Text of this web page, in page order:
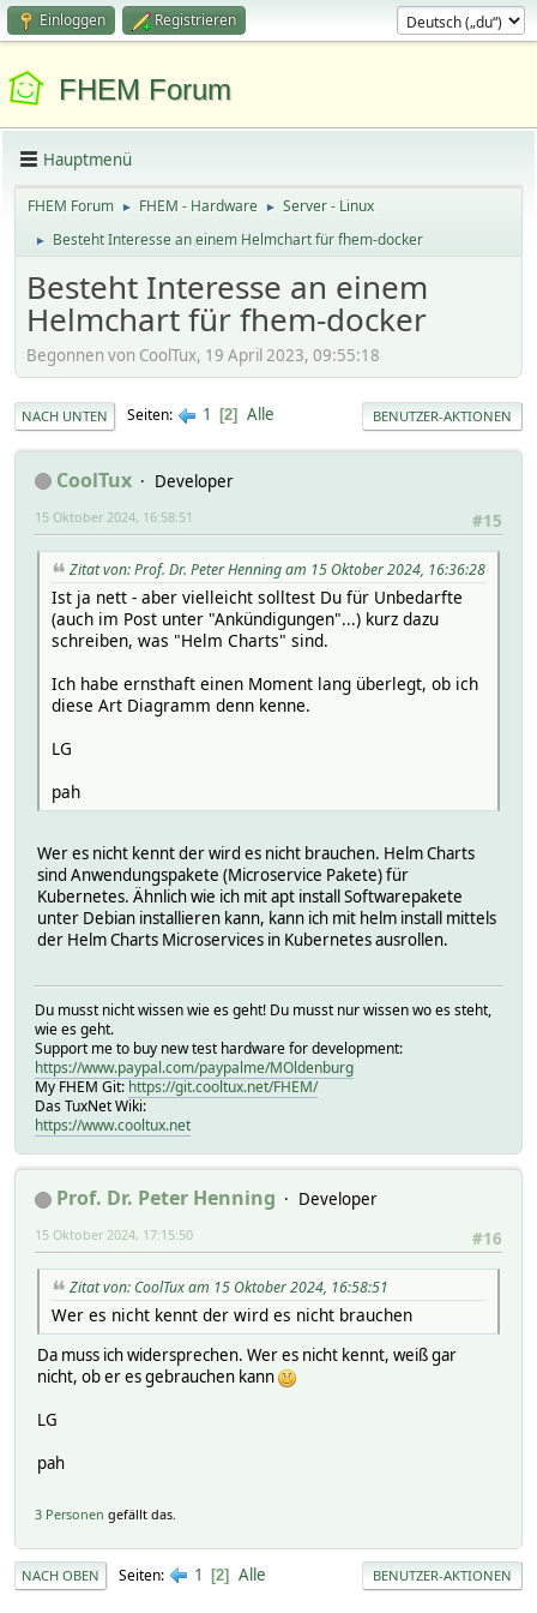
Einloggen Registrieren
FHEM Forum
Hauptmenü
FHEM Forum ► FHEM - Hardware ► Server - Linux
► Besteht Interesse an einem Helmchart für fhem-docker
Besteht Interesse an einem
Helmchart für fhem-docker
Begonnen von CoolTux, 19 April 2023, 09:55:18
NACH UNTEN Seiten 1 2 Alle BENUTZER-AKTIONEN
CoolTux
Developer
#15
15 Oktober 2024, 16:58:51
Zitat von: Prof. Dr. Peter Henning am 15 Oktober 2024, 16:36:28
Ist ja nett - aber vielleicht solltest Du für Unbedarfte
(auch im Post unter "Ankündigungen"...) kurz dazu
schreiben, was "Helm Charts" sind.
Ich habe ernsthaft einen Moment lang überlegt, ob ich
diese Art Diagramm denn kenne.
LG
pah
Wer es nicht kennt der wird es nicht brauchen. Helm Charts
sind Anwendungspakete (Microservice Pakete) für
Kubernetes. Ähnlich wie ich mit apt install Softwarepakete
unter Debian installieren kann, kann ich mit helm install mittels
der Helm Charts Microservices in Kubernetes ausrollen.
Du musst nicht wissen wie es geht! Du musst nur wissen wo es steht,
wie es geht.
Support me to buy new test hardware for development:
https://www.paypal.com/paypalme/MOldenburg
My FHEM Git: https://git.cooltux.net/FHEM/
Das TuxNet Wiki:
https://www.cooltux.net
Prof. Dr. Peter Henning
Developer
#16
15 Oktober 2024, 17:15:50
Zitat von: CoolTux am 15 Oktober 2024, 16:58:51
Wer es nicht kennt der wird es nicht brauchen
Da muss ich widersprechen. Wer es nicht kennt, weiß gar
nicht, ob er es gebrauchen kann
LG
pah
3 Personen gefällt das.
NACH OBEN Seiten 1 2 Alle BENUTZER-AKTIONEN